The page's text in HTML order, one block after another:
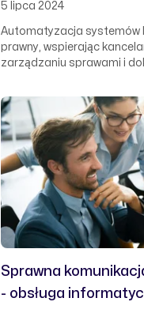
5 lipca 2024
Automatyzacja systemów
prawny, wspierając
zarządzaniu sprawami i
ułatwiają pracę
klienta.
Sprawna
- obsługa